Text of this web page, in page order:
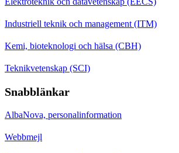
Industriell teknik och management (ITM)
Kemi, bioteknologi och hälsa (CBH)
Teknikvetenskap (SCI)
Snabblänkar
AlbaNova, personalinformation
Webbmejl